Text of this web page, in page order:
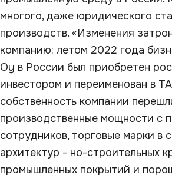
многого, даже юридического
производств. «Изменения
компанию: летом 2022 года
Oy в России был приобретен
инвестором и переименован в
собственность компании
производственные мощности с
сотрудников, торговые марки в
архитектур - но-строительных
промышленных покрытий и